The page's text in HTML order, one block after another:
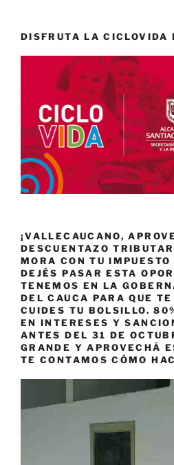
DISFRUTA LA CICLOVIDA
¡VALLECAUCANO,
DESCUENTAZO
MORA CON TU
DEJÉS PASAR ESTA
TENEMOS EN LA
DEL CAUCA PARA QUE
CUIDES TU BOLSILLO.
EN INTERESES Y
ANTES DEL 31 DE
GRANDE Y APROVECHÁ
TE CONTAMOS CÓMO